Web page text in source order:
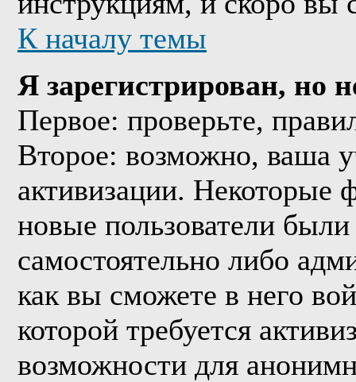
К началу темы
Я зарегистрирован, но
Первое: проверьте,
Второе: возможно, ваша
активизации. Некоторые
новые пользователи
самостоятельно либо
как вы сможете в него
которой требуется
возможности для